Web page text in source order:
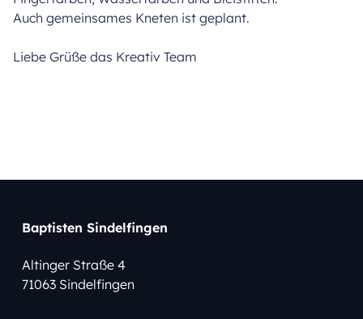
Auch gemeinsames Kneten ist geplant.
Liebe Grüße das Kreativ Team
Baptisten Sindelfingen
Altinger Straße 4
71063 Sindelfingen